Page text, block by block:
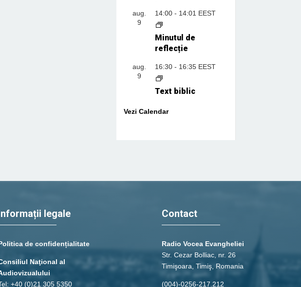
aug.
9
14:00- 14:01 EEST
Minutul de
reflecție
aug.
9
16:30- 16:35 EEST
Text biblic
Vezi Calendar
legale
de confidențialitate
Naţional al
+40 (0)21 305 5350
Contact
Radio Vocea Evangheliei
Str. Cezar Bolliac, nr. 26
Timişoara, Timiş, Romania
(004)-0256-217.212